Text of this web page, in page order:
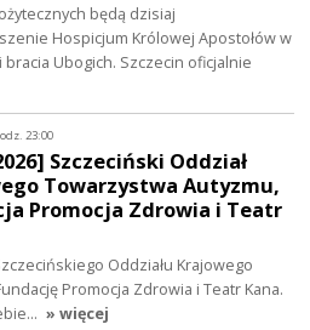
będą dzisiaj
Hospicjum Królowej Apostołów w
Ubogich. Szczecin oficjalnie
23:00
Szczeciński Oddział
Towarzystwa Autyzmu,
Promocja Zdrowia i Teatr
Oddziału Krajowego
Promocja Zdrowia i Teatr Kana.
» więcej